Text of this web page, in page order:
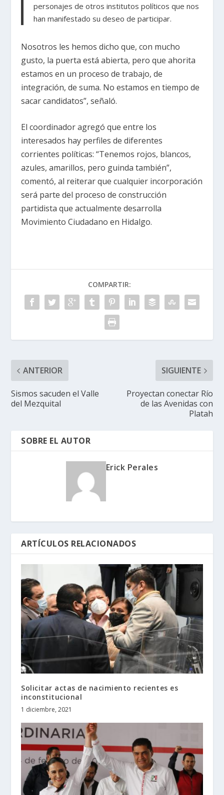
personajes de otros institutos políticos que nos
han manifestado su deseo de participar.
Nosotros les hemos dicho que, con mucho
gusto, la puerta está abierta, pero que ahorita
estamos en un proceso de trabajo, de
integración, de suma. No estamos en tiempo de
sacar candidatos”, señaló.
El coordinador agregó que entre los
interesados hay perfiles de diferentes
corrientes políticas:“Tenemos rojos, blancos,
azules, amarillos, pero guinda también”,
comentó, al reiterar que cualquier incorporación
será parte del proceso de construcción
partidista que actualmente desarrolla
Movimiento Ciudadano en Hidalgo.
COMPARTIR:
ANTERIOR
Sismos sacuden el Valle
del Mezquital
SIGUIENTE
Proyectan conectar Río
de las Avenidas con
Platah
SOBRE EL AUTOR
Erick Perales
ARTÍCULOS RELACIONADOS
Solicitar actas de nacimiento recientes es
inconstitucional
1 diciembre, 2021